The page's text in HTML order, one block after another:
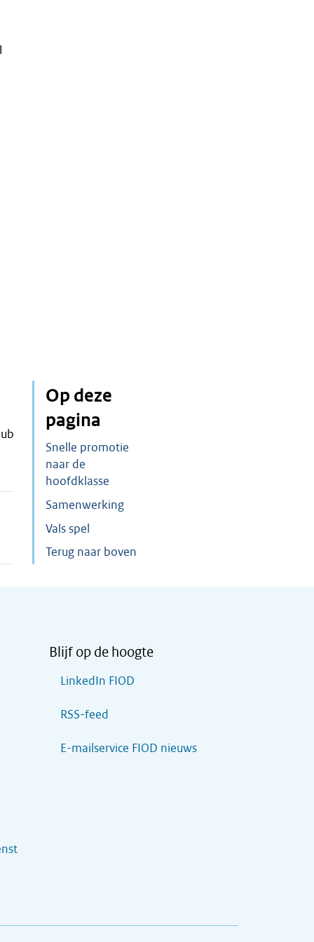
Op deze
pagina
Snelle promotie
naar de
hoofdklasse
Samenwerking
Vals spel
Terug naar boven
Blijf op de hoogte
LinkedIn FIOD
RSS-feed
E-mailservice FIOD nieuws